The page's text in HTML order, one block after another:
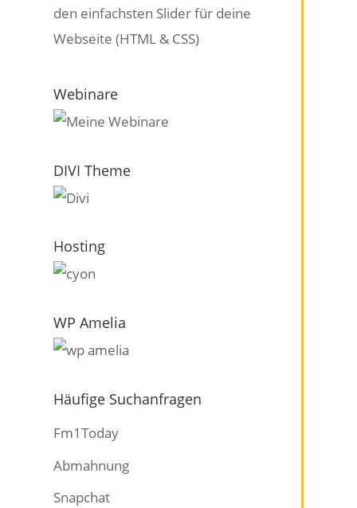
den einfachsten Slider für deine
Webseite (HTML & CSS)
Webinare
DIVI Theme
Hosting
WP Amelia
Häufige Suchanfragen
Fm1Today
Abmahnung
Snapchat